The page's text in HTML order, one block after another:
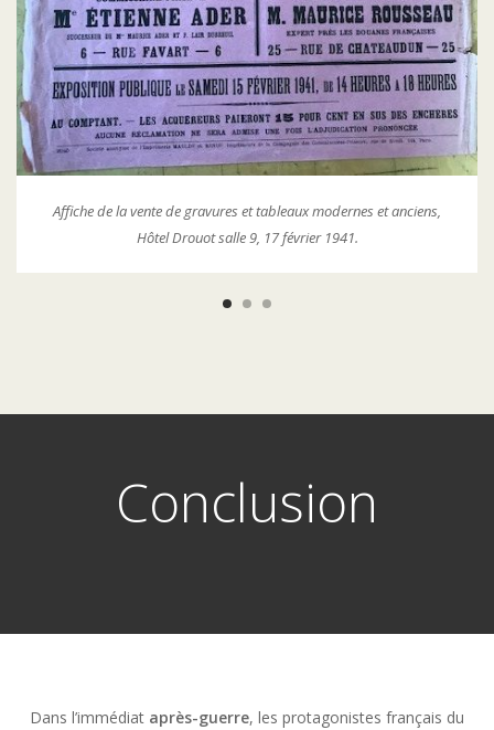
Affiche de la vente de gravures et tableaux modernes et anciens,
Hôtel Drouot salle 9, 17 février 1941.
Conclusion
Dans l’immédiat après-guerre, les protagonistes français du